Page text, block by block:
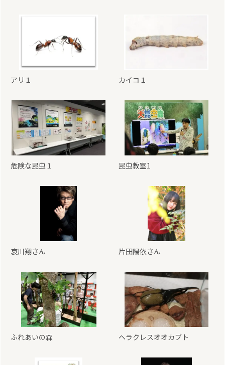
アリ１ カイコ１
危険な昆虫１ 昆虫教室1
哀川翔さん 片田陽依さん
ふれあいの森 ヘラクレスオオカブト